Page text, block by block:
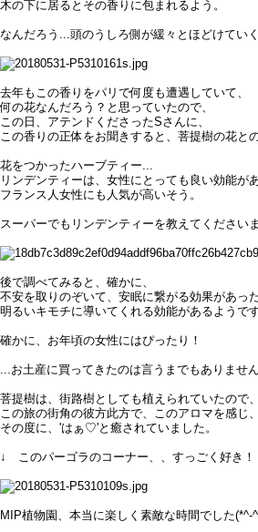
木の下に居るとその香りに包まれるよう。
なんだろう...頭のうしろ側が緩々とほどけていく
去年もこの香りをパリで何度も遭遇していて、
何の花なんだろう？と思っていたので、
この日、アテンドくださったSさんに、
この香りの正体をお聞きすると、菩提樹の花と
花をつかったハーブティー...
リンデンティーは、女性にとっても良い効能があ
フランス人女性にも人気が高いそう。
スーパーでもリンデンティーを教えてくださいま
後で調べてみると、確かに、
不安を取りのぞいて、安眠に繋がる効果があった
明るいキモチに導いてくれる効能があるようです
確かに、お年頃の女性にはぴったり！
...お土産に買ってきたのは言うまでもありませ
菩提樹は、街路樹としても植えられていたので、
この旅の街角の彼方此方で、このアロマを感じ、
その度に、'はぁ♡'と癒されていました。
↓ このパーゴラのコーナー、、すっごく好き！
MIP植物園、本当に楽しく素敵な時間でした(*^-